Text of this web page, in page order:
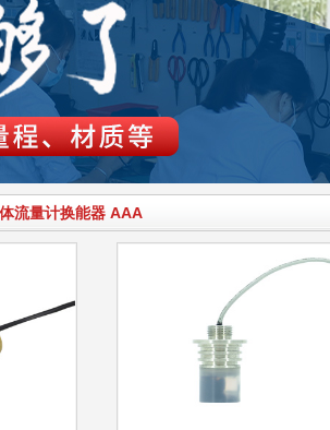
流量计换能器 AAA